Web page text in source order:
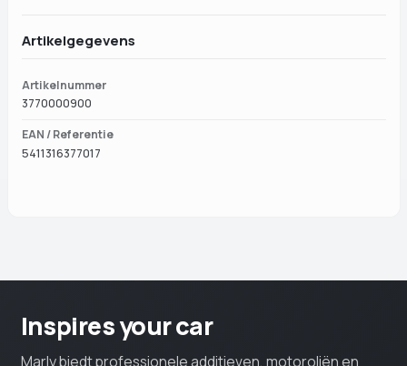
Artikelgegevens
Artikelnummer
3770000900
EAN / Referentie
5411316377017
Inspires your car
Marly biedt professionele additieven, motoroliën en